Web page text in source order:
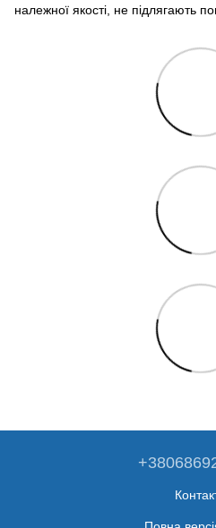
належної якості, не підлягають